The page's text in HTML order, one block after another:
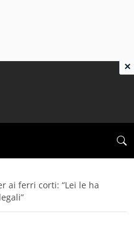
ai ferri corti: “Lei le ha
×